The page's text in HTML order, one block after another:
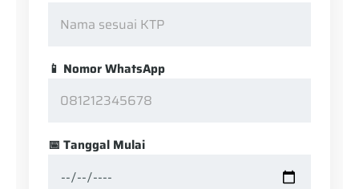
📱 Nomor WhatsApp
📅 Tanggal Mulai